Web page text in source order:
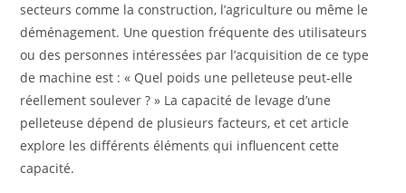
secteurs comme la construction, l’agriculture ou même le
déménagement. Une question fréquente des utilisateurs
ou des personnes intéressées par l’acquisition de ce type
de machine est : « Quel poids une pelleteuse peut-elle
réellement soulever ? » La capacité de levage d’une
pelleteuse dépend de plusieurs facteurs, et cet article
explore les différents éléments qui influencent cette
capacité.